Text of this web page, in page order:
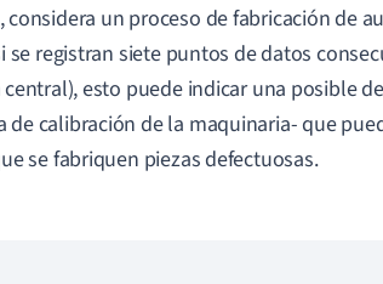
considera un proceso de fabricación de
se registran siete puntos de datos
esto puede indicar una posible
de calibración de la maquinaria- que
se fabriquen piezas defectuosas.